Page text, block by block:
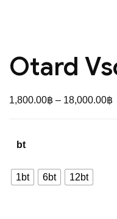
Otard
1,800.00฿ – 18,000.00฿
bt
1bt 6bt 12bt